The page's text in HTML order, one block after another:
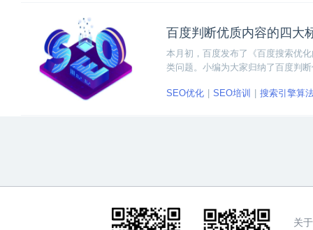
百度判断优质内容的四大
本月初，百度发布了《百度搜索优
类问题。小编为大家归纳了百度判
SEO优化
SEO培训 搜索引擎算
关